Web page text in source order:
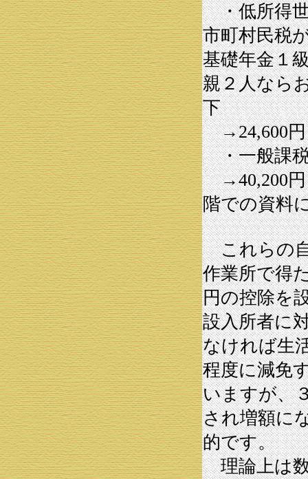
・低所得
市町村民税
基礎年金１
親２人なら
下
→24,600円
・一般課
→40,200
階での資料
これらの自
作業所で得
円の控除を
設入所者に
なければ生
程度に減免
いますが、
され増額に
的です。
理論上は数